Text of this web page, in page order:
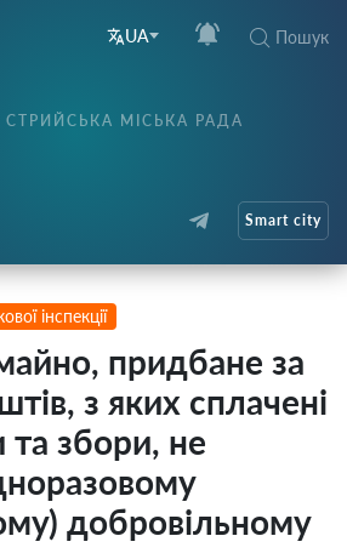
UA Пошук
СТРИЙСЬКА МІСЬКА РАДА
Smart city
інспекції
придбане за
з яких сплачені
та збори, не
добровільному